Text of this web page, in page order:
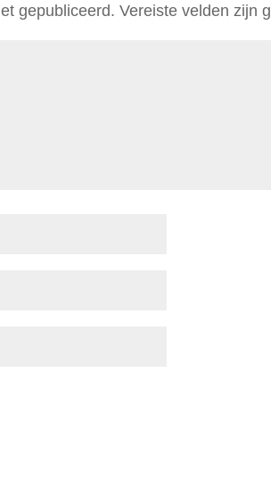
gepubliceerd. Vereiste velden zijn